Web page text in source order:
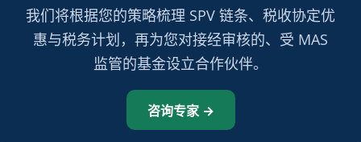
我们将根据您的策略梳理 SPV 链条、税收协定优
惠与税务计划，再为您对接经审核的、受 MAS
监管的基金设立合作伙伴。
咨询专家 →